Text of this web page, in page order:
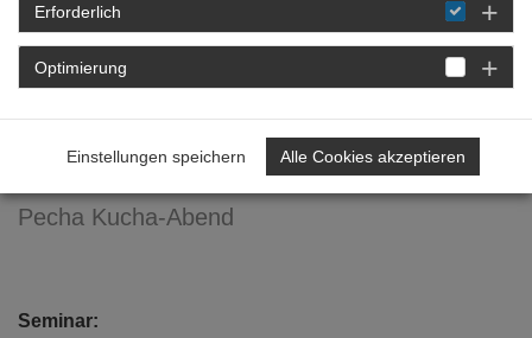
STARTSEITE
DETAIL
Architektur, Material und
urbane Transformation
Pecha Kucha-Abend
Seminar:
Erforderlich
Optimierung
Einstellungen speichern Alle Cookies akzeptieren